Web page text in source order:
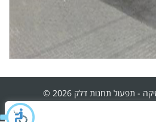
- תפעול תחנות דלק 2026 ©